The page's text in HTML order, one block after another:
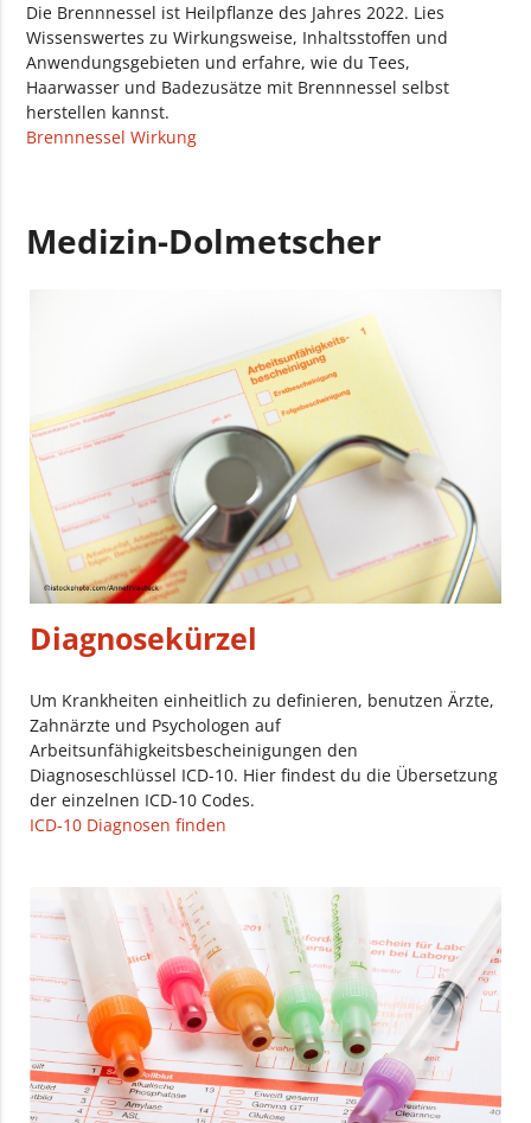
Die Brennnessel ist Heilpflanze des Jahres 2022. Lies
Wissenswertes zu Wirkungsweise, Inhaltsstoffen und
Anwendungsgebieten und erfahre, wie du Tees,
Haarwasser und Badezusätze mit Brennnessel selbst
herstellen kannst.
Brennnessel Wirkung
Medizin-Dolmetscher
Diagnosekürzel
Um Krankheiten einheitlich zu definieren, benutzen Ärzte,
Zahnärzte und Psychologen auf
Arbeitsunfähigkeitsbescheinigungen den
Diagnoseschlüssel ICD-10. Hier findest du die Übersetzung
der einzelnen ICD-10 Codes.
ICD-10 Diagnosen finden